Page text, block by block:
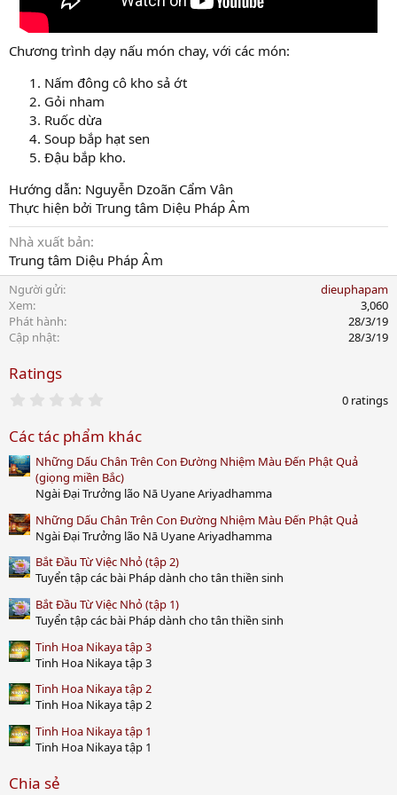
Chương trình dạy nấu món chay, với các món:
Nấm đông cô kho sả ớt
Gỏi nham
Ruốc dừa
Soup bắp hạt sen
Đậu bắp kho.
Hướng dẫn: Nguyễn Dzoãn Cẩm Vân
Thực hiện bởi Trung tâm Diệu Pháp Âm
Nhà xuất bản
Trung tâm Diệu Pháp Âm
Người gửi
dieuphapam
Xem
3,060
Phát hành
28/3/19
Cập nhật
28/3/19
Ratings
0
t
a
r
(
s
)
0 ratings
Các tác phẩm khác
Những Dấu Chân Trên Con Đường Nhiệm Màu Đến Phật Quả
(giọng miền Bắc)
Ngài Đại Trưởng lão Nā Uyane Ariyadhamma
Những Dấu Chân Trên Con Đường Nhiệm Màu Đến Phật Quả
Ngài Đại Trưởng lão Nā Uyane Ariyadhamma
Bắt Đầu Từ Việc Nhỏ (tập 2)
Tuyển tập các bài Pháp dành cho tân thiền sinh
Bắt Đầu Từ Việc Nhỏ (tập 1)
Tuyển tập các bài Pháp dành cho tân thiền sinh
Tinh Hoa Nikaya tập 3
Tinh Hoa Nikaya tập 3
Tinh Hoa Nikaya tập 2
Tinh Hoa Nikaya tập 2
Tinh Hoa Nikaya tập 1
Tinh Hoa Nikaya tập 1
Chia sẻ